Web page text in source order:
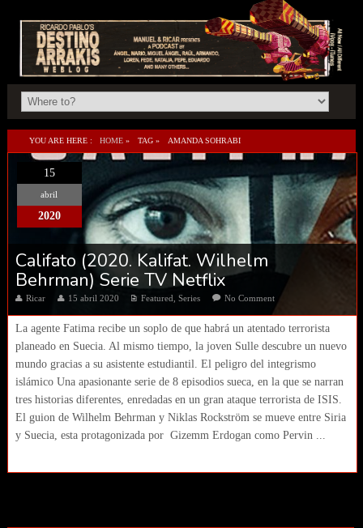
YOU ARE HERE : HOME » TAG » AMANDA SOHRABI
15
abril
2020
Califato (2020. Kalifat. Wilhelm
Behrman) Serie TV Netflix
Ricar 15 abril 2020 Featured Series No Comment
La agente Fatima recibe un soplo de que habrá un atentado terrorista
planeado en Suecia. Al mismo tiempo, la joven Sulle descubre un nuevo
mundo gracias a su asistente estudiantil. El peligro del integrismo
islámico Una apasionante serie de 8 episodios sueca, en la que se narran
tres historias diferentes, enredadas en un gran ataque terrorista de ISIS.
El guion de Wilhelm Behrman y Niklas Rockström se mueve entre Siria
y Suecia, esta protagonizada por Gizemm Erdogan como Pervin ...